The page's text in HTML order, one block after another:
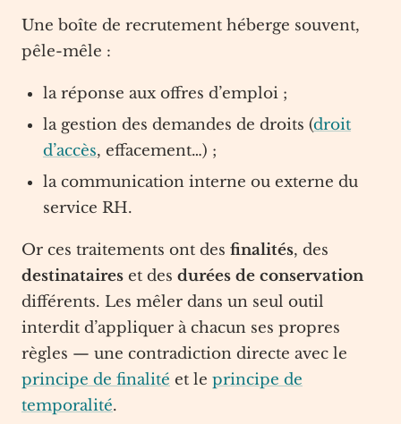
Une boîte de recrutement héberge souvent,
pêle-mêle :
la réponse aux offres d’emploi ;
la gestion des demandes de droits (droit
d’accès, effacement…) ;
la communication interne ou externe du
service RH.
Or ces traitements ont des finalités, des
destinataires et des durées de conservation
différents. Les mêler dans un seul outil
interdit d’appliquer à chacun ses propres
règles — une contradiction directe avec le
principe de finalité et le principe de
temporalité.